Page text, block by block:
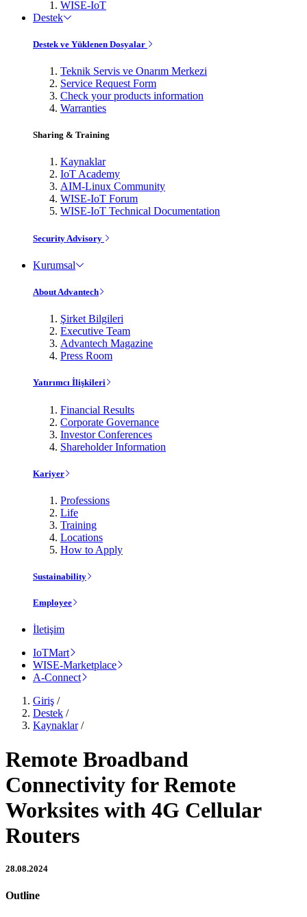
WISE-IoT
Destek
Destek ve Yüklenen Dosyalar
Teknik Servis ve Onarım Merkezi
Service Request Form
Check your products information
Warranties
Sharing & Training
Kaynaklar
IoT Academy
AIM-Linux Community
WISE-IoT Forum
WISE-IoT Technical Documentation
Security Advisory
Kurumsal
About Advantech
Şirket Bilgileri
Executive Team
Advantech Magazine
Press Room
Yatırımcı İlişkileri
Financial Results
Corporate Governance
Investor Conferences
Shareholder Information
Kariyer
Professions
Life
Training
Locations
How to Apply
Sustainability
Employee
İletişim
IoTMart
WISE-Marketplace
A-Connect
Giriş /
Destek /
Kaynaklar/
Remote Broadband
Connectivity for Remote
Worksites with 4G Cellular
Routers
28.08.2024
Outline